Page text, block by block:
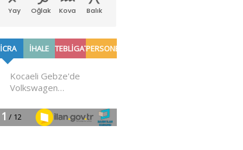
Yay Oğlak Kova Balık